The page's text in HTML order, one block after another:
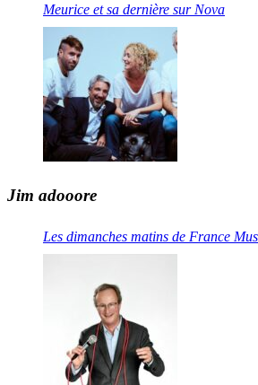
Meurice et sa dernière sur Nova
Jim adooore
Les dimanches matins de France